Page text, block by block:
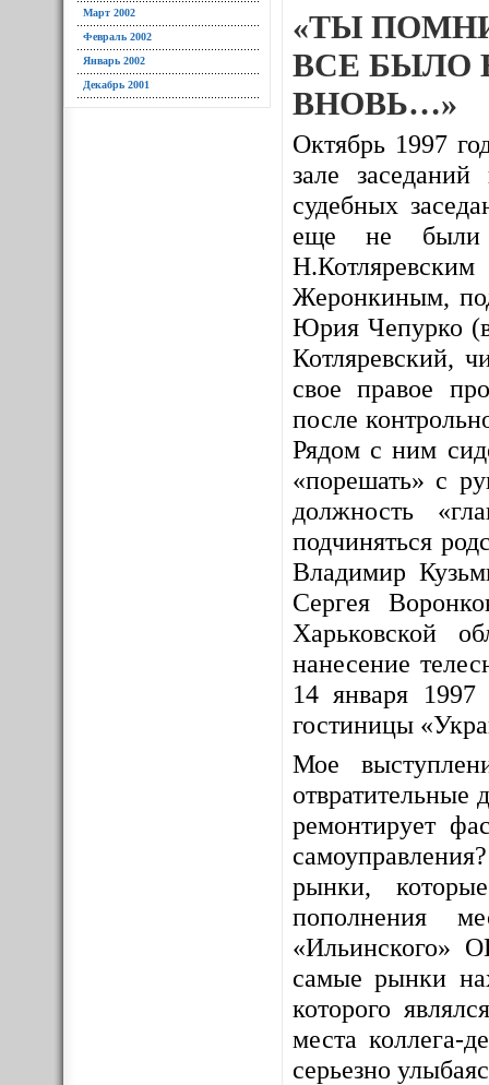
Март 2002
Февраль 2002
Январь 2002
Декабрь 2001
«ТЫ
ВСЕ БЫЛО
ВНОВЬ…»
Октябрь 1997
зале
судебных
еще не были
Жеронкиным,
Юрия Чепурко
Котляревский,
свое правое
после
Рядом с ним
«порешать» с
должность
подчиняться
Владимир
Сергея
Харьковской
нанесение
14 января
гостиницы
Мое
отвратительные
ремонтирует
рынки,
пополнения
«Ильинского»
самые рынки
которого
места коллега-
серьезно